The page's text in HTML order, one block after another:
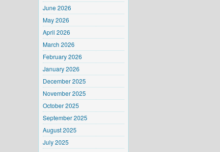
June 2026
May 2026
April 2026
March 2026
February 2026
January 2026
December 2025
November 2025
October 2025
September 2025
August 2025
July 2025